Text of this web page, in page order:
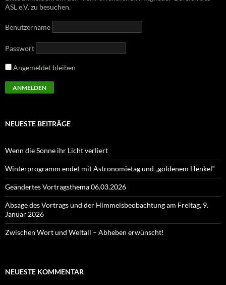
ASL e.V. zu besuchen.
Benutzername
Passwort
Angemeldet bleiben
NEUESTE BEITRÄGE
Wenn die Sonne ihr Licht verliert
Winterprogramm endet mit Astronomietag und „goldenem Henkel“
Geändertes Vortragsthema 06.03.2026
Absage des Vortrags und der Himmelsbeobachtung am Freitag, 9.
Januar 2026
Zwischen Wort und Weltall – Abheben erwünscht!
NEUESTE KOMMENTAR